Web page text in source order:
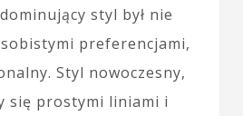
styl był nie
preferencjami,
Styl nowoczesny,
się prostymi liniami i